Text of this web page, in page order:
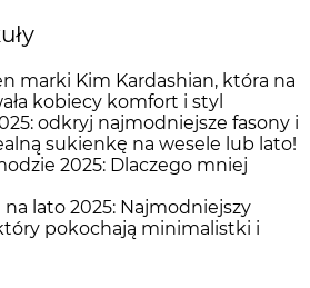
marki Kim Kardashian, która na
kobiecy komfort i styl
odkryj najmodniejsze fasony i
sukienkę na wesele lub lato!
2025: Dlaczego mniej
lato 2025: Najmodniejszy
pokochają minimalistki i